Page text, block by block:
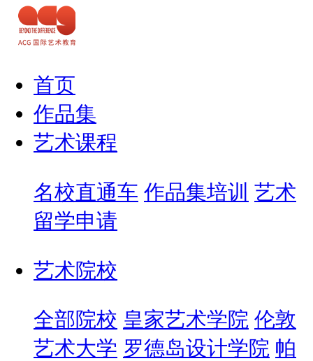
首页
作品集
艺术课程
名校直通车 作品集培训 艺术
留学申请
艺术院校
全部院校 皇家艺术学院 伦敦
艺术大学 罗德岛设计学院 帕